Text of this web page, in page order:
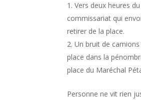
Vers deux heures
commissariat qui
retirer de la place.
Un bruit de
place dans la
place du Maréchal
Personne ne vit rien